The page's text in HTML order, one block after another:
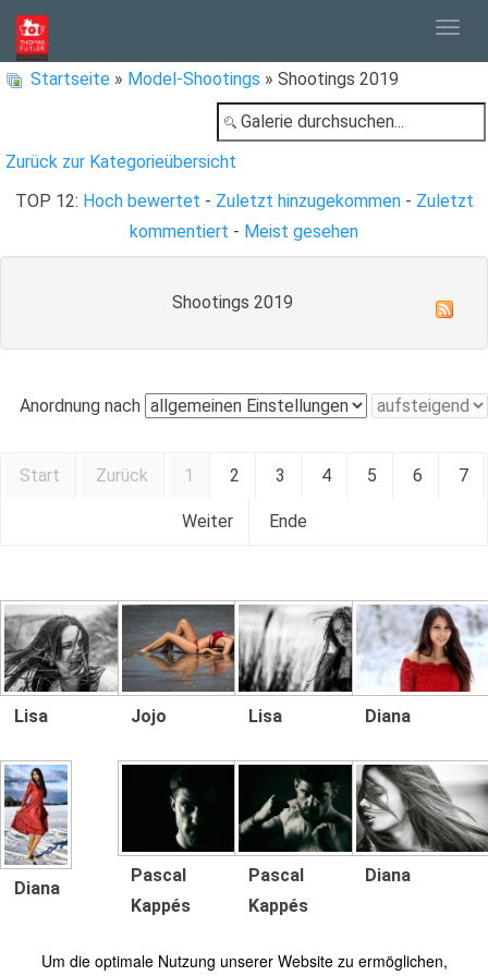
Startseite » Model-Shootings » Shootings 2019
Zurück zur Kategorieübersicht
TOP 12: Hoch bewertet - Zuletzt hinzugekommen- Zuletzt
kommentiert - Meist gesehen
Shootings 2019
Anordnung nach
Start Zurück 1 2 3 4 5 6 7
Weiter Ende
Lisa Jojo Lisa Diana
Diana
Pascal
Kappés
Pascal
Kappés
Diana
Um die optimale Nutzung unserer Website zu ermöglichen,